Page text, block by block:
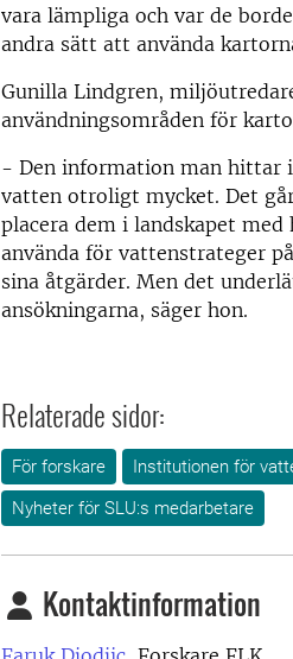
vara lämpliga och var de
andra sätt att använda
Gunilla Lindgren,
användningsområden för
- Den information man hittar
vatten otroligt mycket. Det
placera dem i landskapet
använda för vattenstrateger
sina åtgärder. Men det
ansökningarna, säger hon.
Relaterade sidor:
För forskare Institutionen för
Nyheter för SLU:s medarbetare
Kontaktinformation